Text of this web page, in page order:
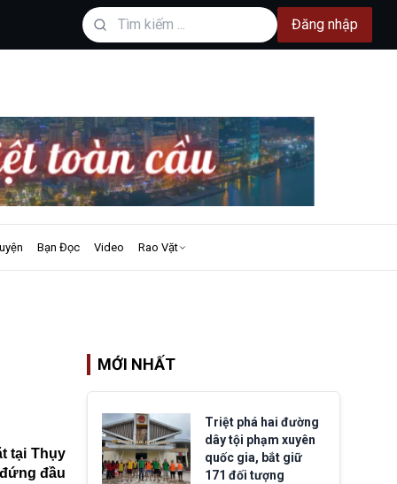
Đăng nhập
Bạn Đọc Video Rao Vặt
tại Thụy
đầu
MỚI NHẤT
Triệt phá hai đường
dây tội phạm xuyên
quốc gia, bắt giữ
171 đối tượng